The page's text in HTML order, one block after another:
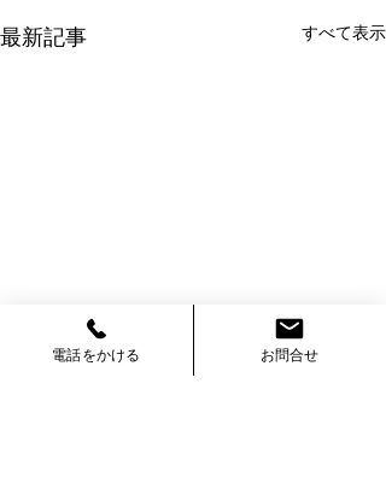
最新記事 すべて表示
電話をかける お問合せ